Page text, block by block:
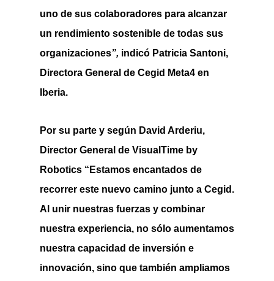
uno de sus colaboradores para alcanzar
un rendimiento sostenible de todas sus
organizaciones”, indicó Patricia Santoni,
Directora General de Cegid Meta4 en
Iberia.
Por su parte y según David Arderiu,
Director General de VisualTime by
Robotics “Estamos encantados de
recorrer este nuevo camino junto a Cegid.
Al unir nuestras fuerzas y combinar
nuestra experiencia, no sólo aumentamos
nuestra capacidad de inversión e
innovación, sino que también ampliamos